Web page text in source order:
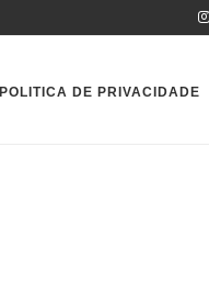
POLITICA DE PRIVACIDADE